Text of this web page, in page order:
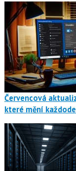
Červencová
které mění